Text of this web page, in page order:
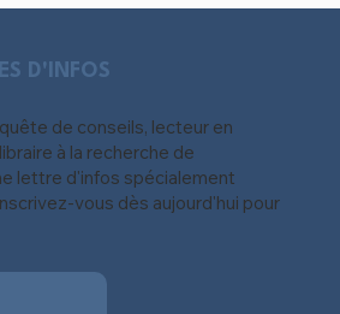
D'INFOS
de conseils, lecteur en
à la recherche de
lettre d'infos spécialement
vous dès aujourd'hui pour